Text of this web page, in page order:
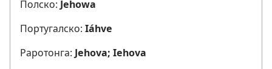
Полско: Jehowa
Португалско: Iáhve
Раротонга: Jehova; Iehova